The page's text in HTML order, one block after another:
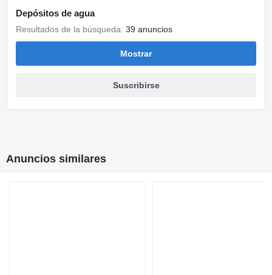
Depósitos de agua
Resultados de la búsqueda: 39 anuncios
Mostrar
Suscribirse
Anuncios similares